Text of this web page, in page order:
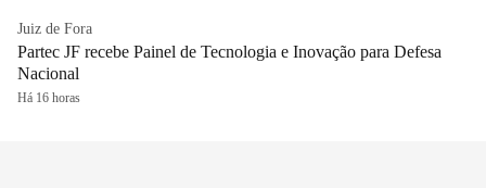
Juiz de Fora
Partec JF recebe Painel de Tecnologia e Inovação para Defesa
Nacional
Há 16 horas